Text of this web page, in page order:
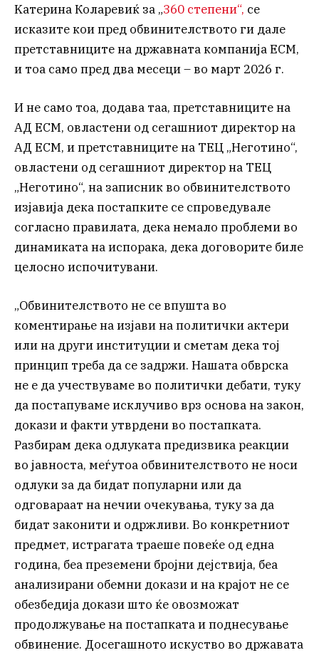
Kaтерина Коларевиќ за „360 степени“, се
исказите кои пред обвинителството ги дале
претставниците на државната компанија ЕСМ,
и тоа само пред два месеци – во март 2026 г.
И не само тоа, додава таа, претставниците на
АД ЕСМ, овластени од сегашниот директор на
АД ЕСМ, и претставниците на ТЕЦ „Неготино“,
овластени од сегашниот директор на ТЕЦ
„Неготино“, на записник во обвинителството
изјавија дека постапките се спроведувале
согласно правилата, дека немало проблеми во
динамиката на испорака, дека договорите биле
целосно испочитувани.
„Обвинителството не се впушта во
коментирање на изјави на политички актери
или на други институции и сметам дека тој
принцип треба да се задржи. Нашата обврска
не е да учествуваме во политички дебати, туку
да постапуваме исклучиво врз основа на закон,
докази и факти утврдени во постапката.
Разбирам дека одлуката предизвика реакции
во јавноста, меѓутоа обвинителството не носи
одлуки за да бидат популарни или да
одговараат на нечии очекувања, туку за да
бидат законити и одржливи. Во конкретниот
предмет, истрагата траеше повеќе од една
година, беа преземени бројни дејствија, беа
анализирани обемни докази и на крајот не се
обезбедија докази што ќе овозможат
продолжување на постапката и поднесување
обвинение. Досегашното искуство во државата